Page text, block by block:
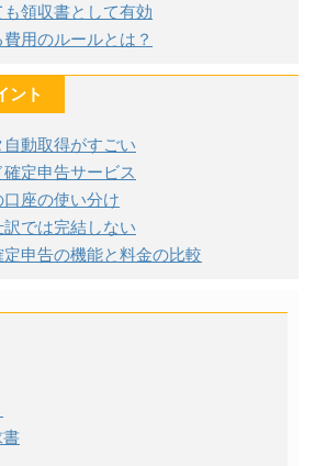
領収書として有効
用のルールとは？
ント
動取得がすごい
定申告サービス
座の使い分け
では完結しない
定申告の機能と料金の比較
書